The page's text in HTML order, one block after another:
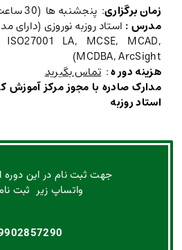
زمان برگزاری: پنجشنبه ها (30 ساعت)
مدرس :
LA, MCSE, MCAD,
MCDBA, ArcSight
)
هزینه دور ه:تماس بگیرید
مدارک صادره با مجوز مرکز آموزش
استاد روزبه
جهت ثبت نام در این دوره
واتساپ زیر ثبت